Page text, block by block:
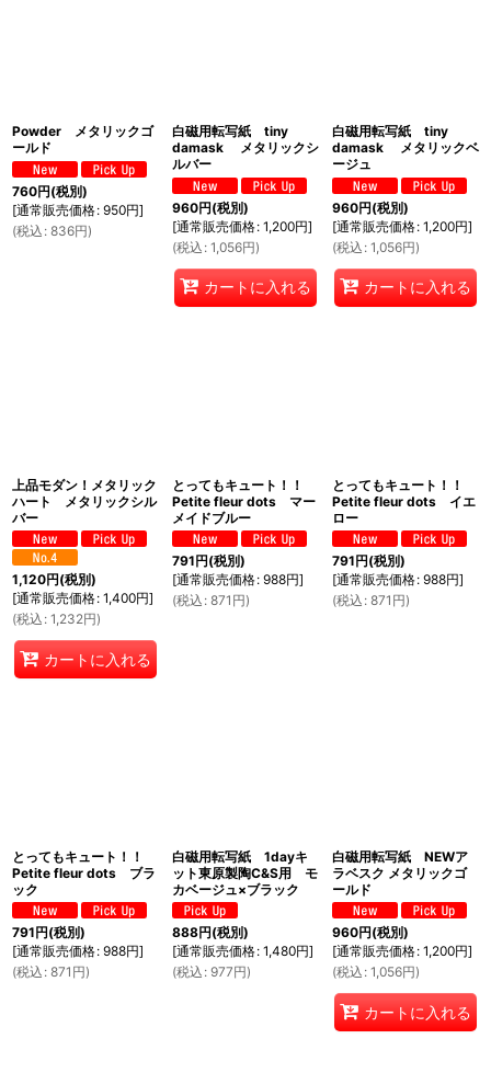
Powder メタリックゴ
ールド
760円(税別)
[通常販売価格: 950円]
(税込 : 836円)
白磁用転写紙 tiny
damask メタリックシ
ルバー
960円(税別)
[通常販売価格: 1,200円]
(税込 : 1,056円)
カートに入れる
白磁用転写紙 tiny
damask メタリックベ
ージュ
960円(税別)
[通常販売価格: 1,200円]
(税込 : 1,056円)
カートに入れる
上品モダン！メタリック
ハート メタリックシル
バー
1,120円(税別)
[通常販売価格: 1,400円]
(税込 : 1,232円)
カートに入れる
とってもキュート！！
Petite fleur dots マー
メイドブルー
791円(税別)
[通常販売価格: 988円]
(税込 : 871 円)
とってもキュート！！
Petite fleur dots イエ
ロー
791円(税別)
[通常販売価格: 988円]
(税込 : 871 円)
とってもキュート！！
Petite fleur dots ブラ
ック
791円(税別)
[通常販売価格: 988円]
(税込 : 871 円)
白磁用転写紙 1dayキ
ット東原製陶C&S用 モ
カベージュ×ブラック
888円(税別)
[通常販売価格: 1,480円]
(税込 : 977円)
白磁用転写紙 NEWア
ラベスク メタリックゴ
ールド
960円(税別)
[通常販売価格: 1,200円]
(税込 : 1,056円)
カートに入れる